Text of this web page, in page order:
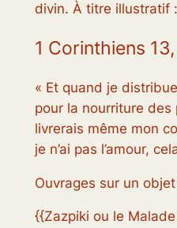
divin. À titre illustratif :
1 Corinthiens
« Et quand je
pour la nourriture des
livrerais même mon
je n’ai pas l’amour,
Ouvrages sur un
{{Zazpiki ou le Malade